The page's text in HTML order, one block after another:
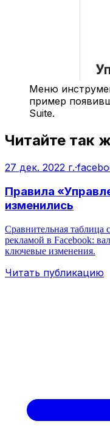
Меню
пример
Suite.
Читайте так
27 дек. 2022 г.·
Правила
изменились
Сравнительная таблица
рекламой в Facebook:
ключевые изменения.
Читать публикацию